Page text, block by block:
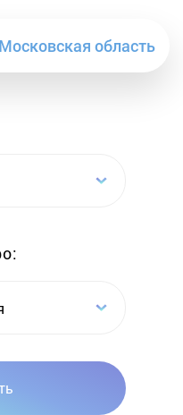
Московская область